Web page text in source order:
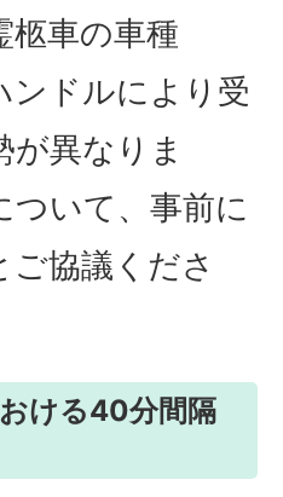
柩車の車種
ンドルにより受
が異なりま
ついて、事前に
ご協議くださ
ける40分間隔